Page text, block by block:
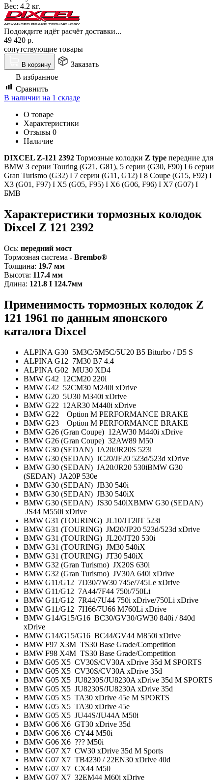
Вес: 4.2 кг.
Подождите идёт расчёт доставки...
49 420 р.
сопутствующие товары
В корзину
Заказать
В избранное
Сравнить
В наличии на 1 складе
О товаре
Характеристики
Отзывы 0
Наличие
DIXCEL Z-121 2392 Тормозные колодки Z type передние для
BMW 3 серии Touring (G21, G81), 5 серии (G30, F90) I 6 серии
Gran Turismo (G32) I 7 серии (G11, G12) I 8 Coupe (G15, F92) I
X3 (G01, F97) I X5 (G05, F95) I X6 (G06, F96) I X7 (G07) I
БМВ
Характеристики тормозных колодок
Dixcel Z 121 2392
Ось: передний мост
Тормозная система - Brembo®
Толщина: 19.7 мм
Высота: 117.4 мм
Длина: 121.8 I 124.7мм
Применимость тормозных колодок Z
121 1961 по данным японского
каталога Dixcel
ALPINA G30 5M3C/5M5C/5U20 B5 Biturbo / D5 S
ALPINA G12 7M30 B7 4.4
ALPINA G02 MU30 XD4
BMW G42 12CM20 220i
BMW G42 52CM30 M240i xDrive
BMW G20 5U30 M340i xDrive
BMW G22 12AR30 M440i xDrive
BMW G22 Option M PERFORMANCE BRAKE
BMW G23 Option M PERFORMANCE BRAKE
BMW G26 (Gran Coupe) 12AW30 M440i xDrive
BMW G26 (Gran Coupe) 32AW89 M50
BMW G30 (SEDAN) JA20/JR20S 523i
BMW G30 (SEDAN) JC20/JF20 523d/523d xDrive
BMW G30 (SEDAN) JA20/JR20 530iBMW G30
(SEDAN) JA20P 530e
BMW G30 (SEDAN) JB30 540i
BMW G30 (SEDAN) JB30 540iX
BMW G30 (SEDAN) JS30 540iXBMW G30 (SEDAN)
JS44 M550i xDrive
BMW G31 (TOURING) JL10/JT20T 523i
BMW G31 (TOURING) JM20/JP20 523d/523d xDrive
BMW G31 (TOURING) JL20/JT20 530i
BMW G31 (TOURING) JM30 540iX
BMW G31 (TOURING) JT30 540iX
BMW G32 (Gran Turismo) JX20S 630i
BMW G32 (Gran Turismo) JV30A 640i xDrive
BMW G11/G12 7D30/7W30 745e/745Le xDrive
BMW G11/G12 7A44/7F44 750i/750Li
BMW G11/G12 7R44/7U44 750i xDrive/750Li xDrive
BMW G11/G12 7H66/7U66 M760Li xDrive
BMW G14/G15/G16 BC30/GV30/GW30 840i / 840d
xDrive
BMW G14/G15/G16 BC44/GV44 M850i xDrive
BMW F97 X3M TS30 Base Grade/Competition
BMW F98 X4M TS30 Base Grade/Competition
BMW G05 X5 CV30S/CV30A xDrive 35d M SPORTS
BMW G05 X5 CV30S/CV30A xDrive 35d
BMW G05 X5 JU8230S/JU8230A xDrive 35d M SPORTS
BMW G05 X5 JU8230S/JU8230A xDrive 35d
BMW G05 X5 TA30 xDrive 45e M SPORTS
BMW G05 X5 TA30 xDrive 45e
BMW G05 X5 JU44S/JU44A M50i
BMW G06 X6 GT30 xDrive 35d
BMW G06 X6 CY44 M50i
BMW G06 X6 ??? M50i
BMW G07 X7 CW30 xDrive 35d M Sports
BMW G07 X7 TB4230 / 22EN30 xDrive 40d
BMW G07 X7 CX44 M50
BMW G07 X7 32EM44 M60i xDrive